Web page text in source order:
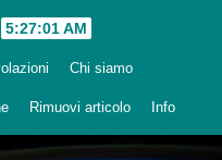
5:27:02 AM
Chi siamo
Rimuovi articolo Info